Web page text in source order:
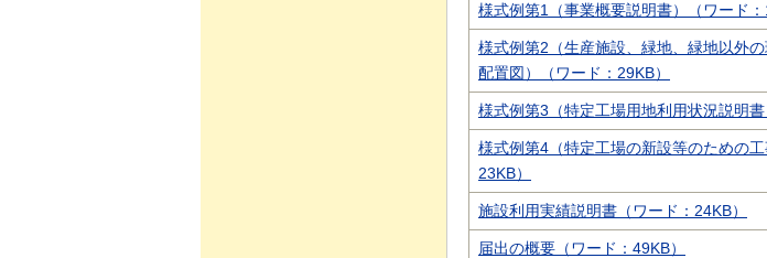
様式例第1（事業概要説明書）（ワード：
様式例第2（生産施設、緑地、緑地以外
配置図）（ワード：29KB）
様式例第3（特定工場用地利用状況説明書
様式例第4（特定工場の新設等のための工
23KB）
施設利用実績説明書（ワード：24KB）
届出の概要（ワード：49KB）